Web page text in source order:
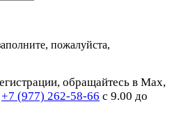
пожалуйста,
обращайтесь в Max,
+7 (977) 262-58-66 с 9.00 до